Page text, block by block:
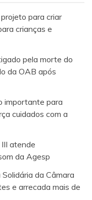
para criar
crianças e
pela morte do
da OAB após
importante para
cuidados com a
atende
da Agesp
da Câmara
e arrecada mais de